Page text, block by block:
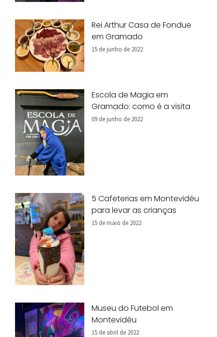
Rei Arthur Casa de Fondue
em Gramado
15 de junho de 2022
Escola de Magia em
Gramado: como é a visita
09 de junho de 2022
5 Cafeterias em Montevidéu
para levar as crianças
15 de maio de 2022
Museu do Futebol em
Montevidéu
15 de abril de 2022